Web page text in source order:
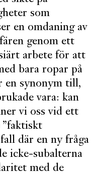
som
en omdaning av
genom ett
arbete för att
bara ropar på
en synonym till,
vara: kan
vi oss vid ett
där en ny fråga
icke-subalterna
med de